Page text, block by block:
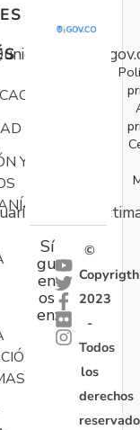
Y
Sí
gu
en
os
en:
©
Copyrigth
2023
-
Todos
los
derechos